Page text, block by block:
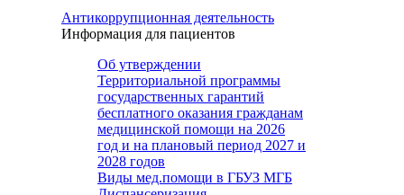
Антикоррупционная деятельность
Информация для пациентов
Об утверждении
Территориальной программы
государственных гарантий
бесплатного оказания гражданам
медицинской помощи на 2026
год и на плановый период 2027 и
2028 годов
Виды мед.помощи в ГБУЗ МГБ